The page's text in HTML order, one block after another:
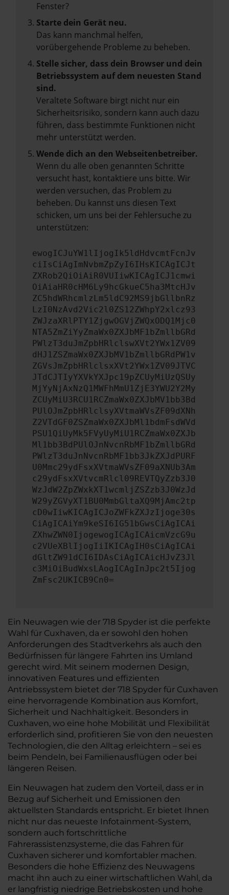
Fenster?
Starte dein Gerät neu.
Das kann manchmal helfen,
vorübergehende Probleme zu beheben.
Stelle sicher, dass dein Browser und dein
Betriebssystem auf dem neuesten Stand
sind.
Veraltete Software birgt nicht nur ein
Sicherheitsrisiko, sondern kann auch dazu
führen, dass bestimmte Funktionen nicht
mehr unterstützt werden.
Wende dich an den Webseitenbetreiber.
Wenn du alle oben genannten Schritte
versucht hast, kontaktiere uns bitte. Wir
werden versuchen, das Problem zu
beheben. Du kannst uns diesen Text
schicken, um uns bei der Fehlersuche zu
unterstützen:
ewogICJuYW1lIjogIk5ldHdvcmtFcnJv
ciIsCiAgImNvbmZpZyI6IHsKICAgICJt
ZXRob2QiOiAiR0VUIiwKICAgICJ1cmwi
OiAiaHR0cHM6Ly9hcGkueC5ha3MtcHJv
ZC5hdWRhcmlzLm5ldC92MS9jbGllbnRz
LzI0NzAvd2Vic2l0ZS12ZWhpY2xlcz93
ZWJzaXRlPTY1ZjgwOGVjZWQxODQ1Mjc0
NTA5ZmZiYyZmaWx0ZXJbMF1bZmllbGRd
PWlzT3duJmZpbHRlclswXVt2YWx1ZV09
dHJ1ZSZmaWx0ZXJbMV1bZmllbGRdPW1v
ZGVsJmZpbHRlclsxXVt2YWx1ZV09JTVC
JTdCJTIyYXVkYXJpc19pZCUyMiUzQSUy
MjYyNjAxNzQ1MWFhMmU1ZjE3YWU2Y2My
ZCUyMiU3RCU1RCZmaWx0ZXJbMV1bb3Bd
PUlOJmZpbHRlclsyXVtmaWVsZF09dXNh
Z2VTdGF0ZSZmaWx0ZXJbMl1bdmFsdWVd
PSU1QiUyMk5FVyUyMiU1RCZmaWx0ZXJb
Ml1bb3BdPUlOJnNvcnRbMF1bZmllbGRd
PWlzT3duJnNvcnRbMF1bb3JkZXJdPURF
U0Mmc29ydFsxXVtmaWVsZF09aXNUb3Am
c29ydFsxXVtvcmRlcl09REVTQyZzb3J0
WzJdW2ZpZWxkXT1wcmljZSZzb3J0WzJd
W29yZGVyXT1BU0MmbGltaXQ9MjAmc2tp
cD0wIiwKICAgICJoZWFkZXJzIjoge30s
CiAgICAiYm9keSI6IG51bGwsCiAgICAi
ZXhwZWN0IjogewogICAgICAicmVzcG9u
c2VUeXBlIjogIiIKICAgIH0sCiAgICAi
dGltZW91dCI6IDAsCiAgICAicHJvZ3Jl
c3MiOiBudWxsLAogICAgInJpc2t5Ijog
ZmFsc2UKICB9Cn0=
Ein Neuwagen wie der 718 Spyder ist die perfekte
Wahl für Cuxhaven, da er sowohl den hohen
Anforderungen des Stadtverkehrs als auch den
Bedürfnissen für längere Fahrten ins Umland
gerecht wird. Mit seinem modernen Design,
innovativen Features und effizienten
Antriebssystem bietet der 718 Spyder für Cuxhaven
eine hervorragende Kombination aus Komfort,
Sicherheit und Nachhaltigkeit. Besonders in
Cuxhaven, wo eine hohe Mobilität und Flexibilität
erforderlich sind, profitieren Sie von den neuesten
Technologien, die den Alltag erleichtern – sei es
beim Pendeln, bei Familienausflügen oder bei
längeren Reisen.
Ein Neuwagen hat zudem den Vorteil, dass er in
Bezug auf Sicherheit und Emissionen den
aktuellsten Standards entspricht. Er bietet Ihnen
nicht nur das neueste Infotainment-System,
sondern auch fortschrittliche
Fahrerassistenzsysteme, die das Fahren für
Cuxhaven sicherer und komfortabler machen.
Besonders die hohe Effizienz des Neuwagens
macht ihn auch zu einer wirtschaftlichen Wahl, da
er langfristig niedrige Betriebskosten und hohe